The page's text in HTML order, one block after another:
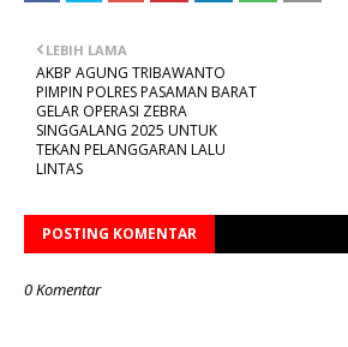
LEBIH LAMA
AKBP AGUNG TRIBAWANTO
PIMPIN POLRES PASAMAN BARAT
GELAR OPERASI ZEBRA
SINGGALANG 2025 UNTUK
TEKAN PELANGGARAN LALU
LINTAS
POSTING KOMENTAR
0 Komentar